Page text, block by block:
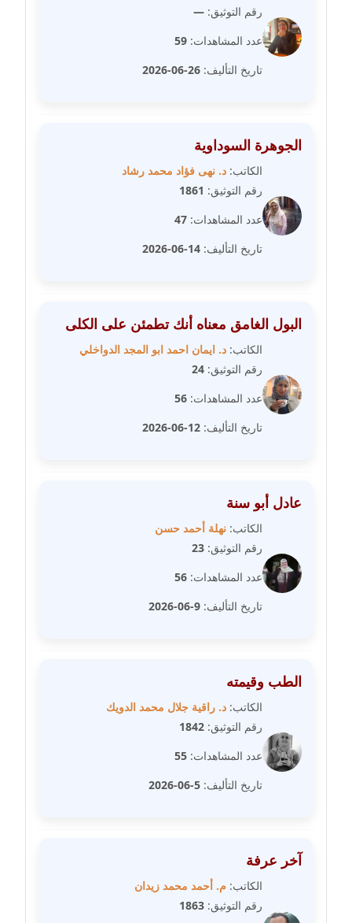
مدونة خالد العامري
معلق
مدونة خالد دومه
مدونة خالد صالح
عاملة
مدونة خالد عويس
عاملة
مدونة خالد منير
مدونة خليل السيد
عاملة
مدونة خولة سعيدان
عاملة
مدونة داليا السعيد
عاملة
مدونة داليا نور
مدونة دعاء البدري
عاملة
مدونة دعاء الشاهد
مدونة دينا عاصم
عاملة
مدونة راقية الدويك
عاملة
رقم التوثيق: —
عدد المشاهدات: 59
تاريخ التأليف: 26-06-2026
الجوهرة السوداوية
الكاتب: د. نهى فؤاد محمد رشاد
رقم التوثيق: 1861
عدد المشاهدات: 47
تاريخ التأليف: 14-06-2026
البول الغامق معناه أنك تطمئن على الكلى
الكاتب: د. ايمان احمد ابو المجد الدواخلي
رقم التوثيق: 24
عدد المشاهدات: 56
تاريخ التأليف: 12-06-2026
عادل أبو سنة
الكاتب: نهلة أحمد حسن
رقم التوثيق: 23
عدد المشاهدات: 56
تاريخ التأليف: 9-06-2026
الطب وقيمته
الكاتب: د. راقية جلال محمد الدويك
رقم التوثيق: 1842
عدد المشاهدات: 55
تاريخ التأليف: 5-06-2026
آخر عرفة
الكاتب: م. أحمد محمد زيدان
رقم التوثيق: 1863